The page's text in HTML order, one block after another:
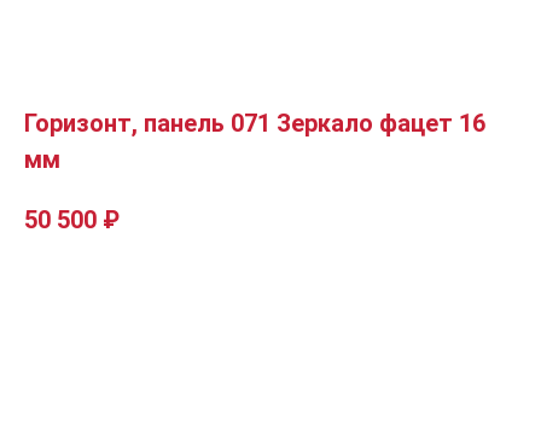
Горизонт, панель 071 Зеркало фацет 16
мм
50 500 ₽